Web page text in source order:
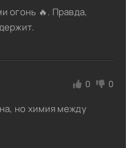
огонь 🔥. Правда,
0 0
но химия между